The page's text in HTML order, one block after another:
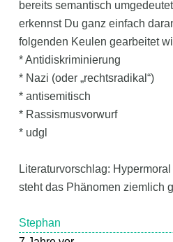
bereits semantisch
erkennst Du ganz einfach
folgenden Keulen gearbeitet
* Antidiskriminierung
* Nazi (oder „rechtsradikal“)
* antisemitisch
* Rassismusvorwurf
* udgl
Literaturvorschlag:
steht das Phänomen ziemlich
Stephan